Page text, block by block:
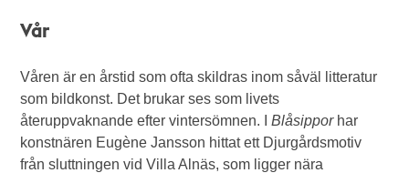
Vår
Våren är en årstid som ofta skildras inom såväl litteratur
som bildkonst. Det brukar ses som livets
återuppvaknande efter vintersömnen. IBlåsipporhar
konstnären Eugène Jansson hittat ett Djurgårdsmotiv
från sluttningen vid Villa Alnäs, som ligger nära